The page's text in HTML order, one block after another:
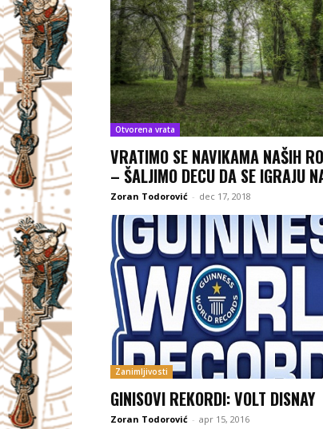
Otvorena vrata
VRATIMO SE NAVIKAMA NAŠIH
– ŠALJIMO DECU DA SE IGRAJU
Zoran Todorović - dec 17, 2018
Zanimljivosti
GINISOVI REKORDI: VOLT DISNAY
Zoran Todorović - apr 15, 2016